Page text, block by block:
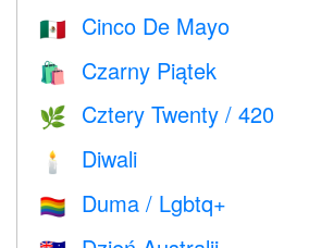
🇲🇽 Cinco De Mayo
🛍 Czarny Piątek
🌿 Cztery Twenty / 420
🕯 Diwali
🏳️‍🌈 Duma / Lgbtq+